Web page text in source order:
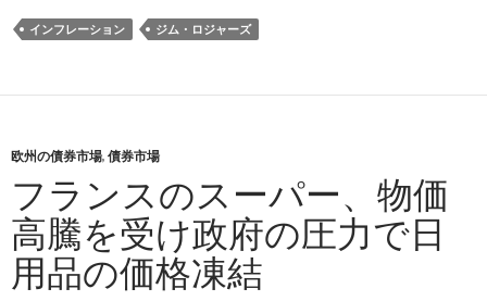
インフレーション ジム・ロジャーズ
欧州の債券市場, 債券市場
フランスのスーパー、物価
高騰を受け政府の圧力で日
用品の価格凍結